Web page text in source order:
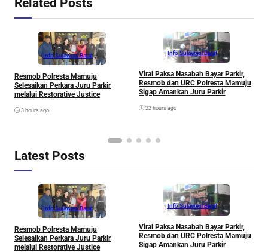
Info Sulawesi Barat
Resmob Polresta Mamuju
Selesaikan Perkara Juru Parkir
melalui Restorative Justice
3 hours ago
Info Sulawesi Barat
Viral Paksa Nasabah Bayar Parkir,
Resmob dan URC Polresta Mamuju
Sigap Amankan Juru Parkir
22 hours ago
Latest Posts
Info Sulawesi Barat
Resmob Polresta Mamuju
Selesaikan Perkara Juru Parkir
melalui Restorative Justice
Info Sulawesi Barat
Viral Paksa Nasabah Bayar Parkir,
Resmob dan URC Polresta Mamuju
Sigap Amankan Juru Parkir